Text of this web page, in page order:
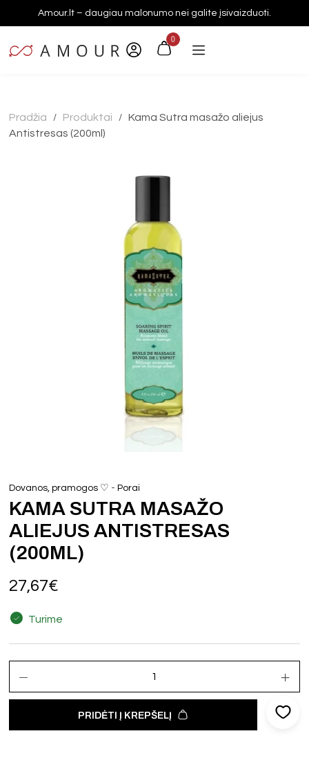
Amour.lt – daugiau malonumo nei galite įsivaizduoti.
0
Pradžia / Produktai /
Kama Sutra masažo aliejus
Antistresas (200ml)
Dovanos, pramogos ♡ -Porai
KAMA SUTRA MASAŽO
ALIEJUS ANTISTRESAS
(200ML)
27,67€
Turime
PRIDĖTI Į KREPŠELĮ